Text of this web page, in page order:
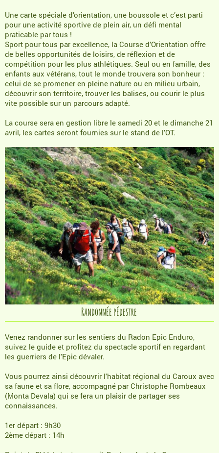
Une carte spéciale d’orientation, une boussole et c’est parti
pour une activité sportive de plein air, un défi mental
praticable par tous !
Sport pour tous par excellence, la Course d’Orientation offre
de belles opportunités de loisirs, de réflexion et de
compétition pour les plus athlétiques. Seul ou en famille, des
enfants aux vétérans, tout le monde trouvera son bonheur :
celui de se promener en pleine nature ou en milieu urbain,
découvrir son territoire, trouver les balises, ou courir le plus
vite possible sur un parcours adapté.
La course sera en gestion libre le samedi 20 et le dimanche 21
avril, les cartes seront fournies sur le stand de l'OT.
Randonnée pédestre
Venez randonner sur les sentiers du Radon Epic Enduro,
suivez le guide et profitez du spectacle sportif en regardant
les guerriers de l'Epic dévaler.
Vous pourrez ainsi découvrir l'habitat régional du Caroux avec
sa faune et sa flore, accompagné par Christophe Rombeaux
(Monta Devala) qui se fera un plaisir de partager ses
connaissances.
1er départ : 9h30
2ème départ : 14h